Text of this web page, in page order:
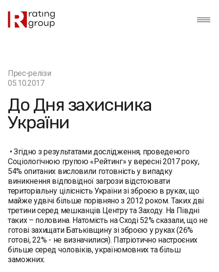
Прес-релізи
05.10.2017
До Дня захисника
України
• Згідно з результатами дослідження, проведеного
Соціологічною групою «Рейтинг» у вересні 2017 року,
54% опитаних висловили готовність у випадку
виникнення відповідної загрози відстоювати
територіальну цілісність України зі зброєю в руках, що
майже удвічі більше порівняно з 2012 роком. Таких дві
третини серед мешканців Центру та Заходу. На Півдні
таких – половина. Натомість на Сході 52% сказали, що не
готові захищати Батьківщину зі зброєю у руках (26%
готові, 22% - не визначилися). Патріотично настроєних
більше серед чоловіків, україномовних та більш
заможних.